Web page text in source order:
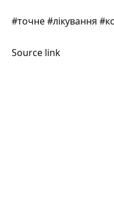
#точне #лікування
Source link